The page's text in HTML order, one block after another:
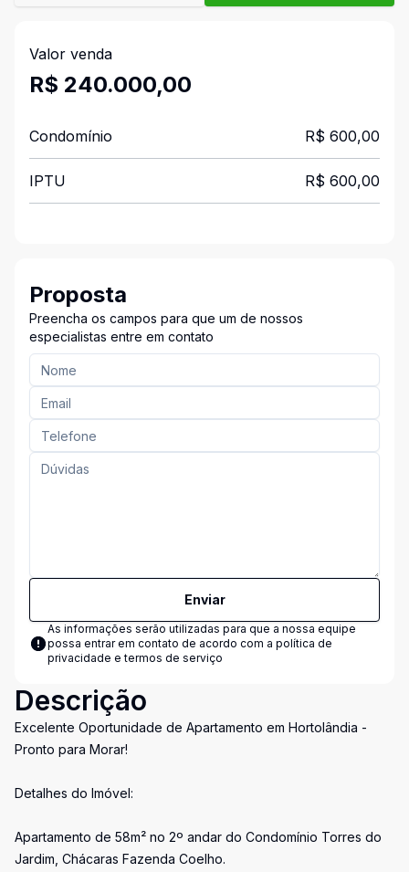
Valor venda
R$ 240.000,00
Condomínio R$ 600,00
IPTU R$ 600,00
Proposta
Preencha os campos para que um de nossos
especialistas entre em contato
Enviar
As informações serão utilizadas para que a nossa equipe
possa entrar em contato de acordo com a política de
privacidade e termos de serviço
Descrição
Excelente Oportunidade de Apartamento em Hortolândia -
Pronto para Morar!
Detalhes do Imóvel:
Apartamento de 58m² no 2º andar do Condomínio Torres do
Jardim, Chácaras Fazenda Coelho.